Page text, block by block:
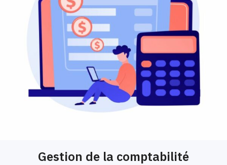
Gestion de la comptabilité